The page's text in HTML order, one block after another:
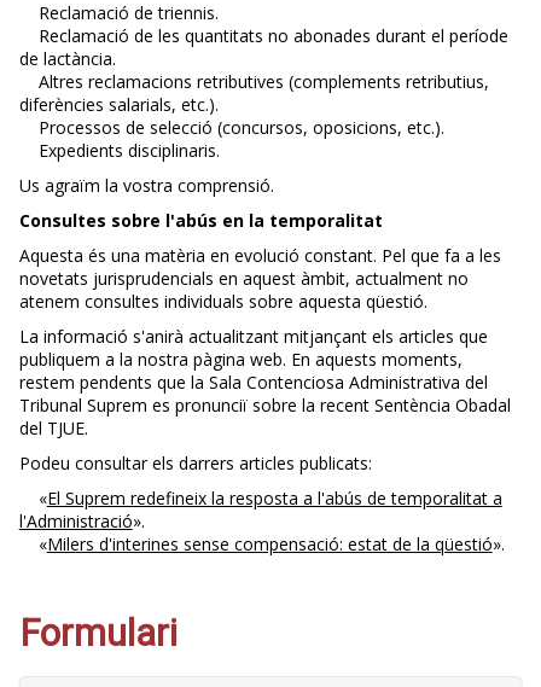
Reclamació de triennis.
Reclamació de les quantitats no abonades durant el període
de lactància.
Altres reclamacions retributives (complements retributius,
diferències salarials, etc.).
Processos de selecció (concursos, oposicions, etc.).
Expedients disciplinaris.
Us agraïm la vostra comprensió.
Consultes sobre l'abús en la temporalitat
Aquesta és una matèria en evolució constant. Pel que fa a les
novetats jurisprudencials en aquest àmbit, actualment no
atenem consultes individuals sobre aquesta qüestió.
La informació s'anirà actualitzant mitjançant els articles que
publiquem a la nostra pàgina web. En aquests moments,
restem pendents que la Sala Contenciosa Administrativa del
Tribunal Suprem es pronunciï sobre la recent Sentència Obadal
del TJUE.
Podeu consultar els darrers articles publicats:
«El Suprem redefineix la resposta a l'abús de temporalitat a
l'Administració».
«Milers d'interines sense compensació: estat de la qüestió».
Formulari